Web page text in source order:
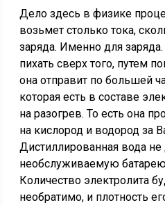
Дело здесь в физике
возьмет столько тока,
заряда. Именно для
пихать сверх того, путем
она отправит по большей
которая есть в составе
на разогрев. То есть она
на кислород и водород за
Дистиллированная вода
необслуживаемую
Количество электролита
необратимо, и плотность